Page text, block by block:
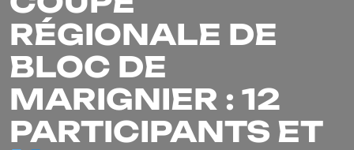
RÉGIONALE DE
BLOC DE
MARIGNIER : 12
PARTICIPANTS ET